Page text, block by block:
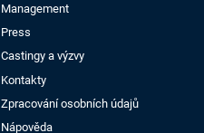
Management
Press
Castingy a výzvy
Kontakty
Zpracování osobních údajů
Nápověda